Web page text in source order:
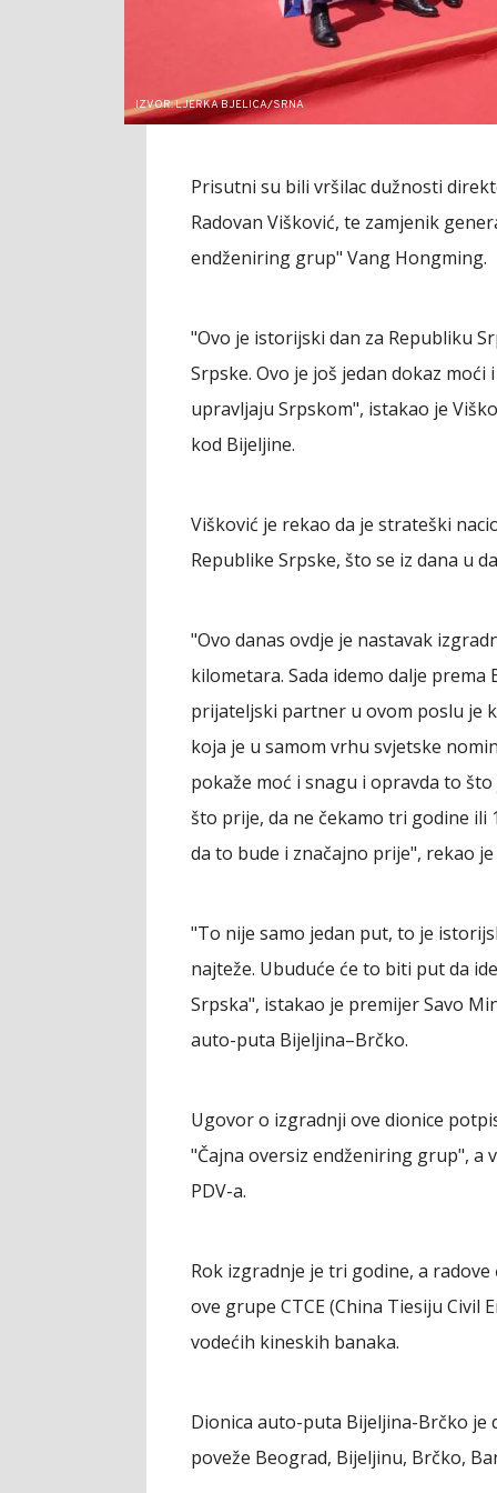
IZVOR: LJERKA BJELICA/SRNA
Prisutni su bili vršilac dužnosti
Radovan Višković, te zamjenik
endženiring grup" Vang Hongming.
"Ovo je istorijski dan za Republiku
Srpske. Ovo je još jedan dokaz
upravljaju Srpskom", istakao je
kod Bijeljine.
Višković je rekao da je strateški
Republike Srpske, što se iz dana u
"Ovo danas ovdje je nastavak
kilometara. Sada idemo dalje
prijateljski partner u ovom poslu je
koja je u samom vrhu svjetske
pokaže moć i snagu i opravda to
što prije, da ne čekamo tri godine ili
da to bude i značajno prije", rekao je
"To nije samo jedan put, to je
najteže. Ubuduće će to biti put da
Srpska", istakao je premijer Savo
auto-puta Bijeljina–Brčko.
Ugovor o izgradnji ove dionice
"Čajna oversiz endženiring grup", a
PDV-a.
Rok izgradnje je tri godine, a
ove grupe CTCE (China Tiesiju
vodećih kineskih banaka.
Dionica auto-puta Bijeljina-Brčko je
poveže Beograd, Bijeljinu, Brčko,